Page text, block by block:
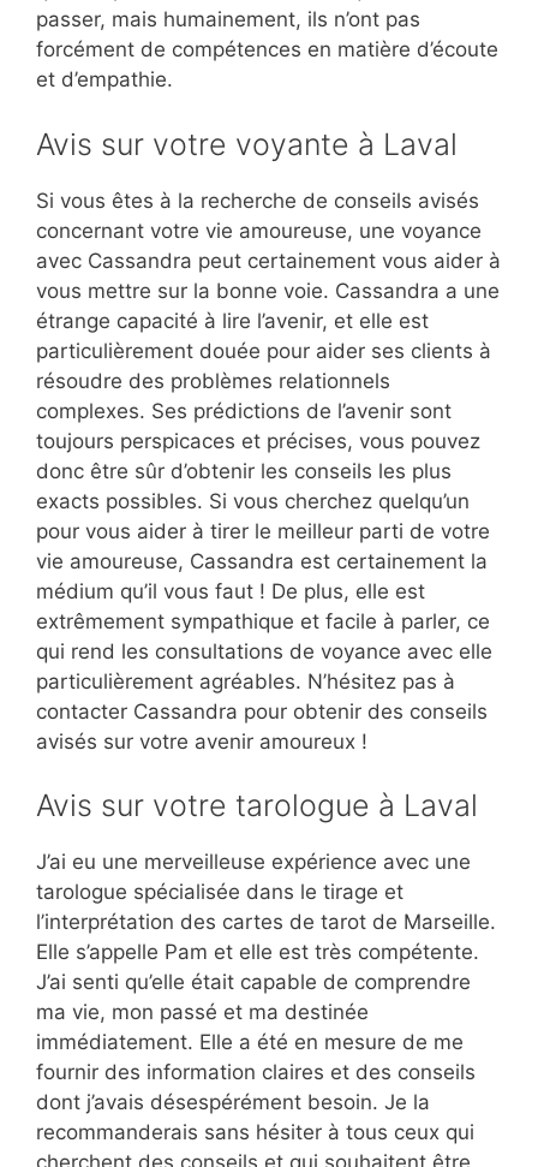
passer, mais humainement, ils n’ont pas
forcément de compétences en matière d’écoute
et d’empathie.
Avis sur votre voyante à Laval
Si vous êtes à la recherche de conseils avisés
concernant votre vie amoureuse, une voyance
avec Cassandra peut certainement vous aider à
vous mettre sur la bonne voie. Cassandra a une
étrange capacité à lire l’avenir, et elle est
particulièrement douée pour aider ses clients à
résoudre des problèmes relationnels
complexes. Ses prédictions de l’avenir sont
toujours perspicaces et précises, vous pouvez
donc être sûr d’obtenir les conseils les plus
exacts possibles. Si vous cherchez quelqu’un
pour vous aider à tirer le meilleur parti de votre
vie amoureuse, Cassandra est certainement la
médium qu’il vous faut ! De plus, elle est
extrêmement sympathique et facile à parler, ce
qui rend les consultations de voyance avec elle
particulièrement agréables. N’hésitez pas à
contacter Cassandra pour obtenir des conseils
avisés sur votre avenir amoureux !
Avis sur votre tarologue à Laval
J’ai eu une merveilleuse expérience avec une
tarologue spécialisée dans le tirage et
l’interprétation des cartes de tarot de Marseille.
Elle s’appelle Pam et elle est très compétente.
J’ai senti qu’elle était capable de comprendre
ma vie, mon passé et ma destinée
immédiatement. Elle a été en mesure de me
fournir des information claires et des conseils
dont j’avais désespérément besoin. Je la
recommanderais sans hésiter à tous ceux qui